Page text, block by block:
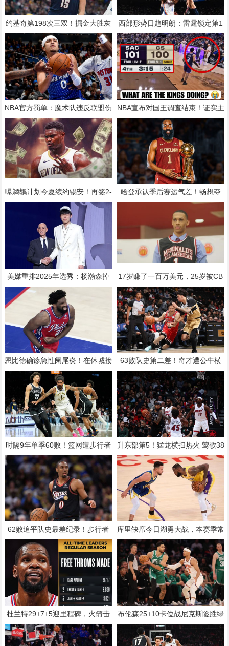
约基奇第198次三双！掘金大胜灰
熊豪取10连胜 穆雷26+7+5
西部形势日趋明朗：雷霆锁定第1
+马刺第2，森林狼太阳排名确定
NBA官方罚单：魔术队违反联盟伤
病报告规定 被罚款25000美元
NBA宣布对国王调查结束！证实主
帅战术失误而非摆烂：无任何处罚
曝鹈鹕计划今夏续约锡安！再签2-
3年合同 年薪3000万-3500万美元
哈登承认季后赛运气差！畅想夺
冠：不觉得有人想看到我那时的情
绪
美媒重排2025年选秀：杨瀚森掉
出首轮 弗拉格状元克努佩尔榜眼
17岁赚了一百万美元，25岁被CB
A裁员
恩比德确诊急性阑尾炎！在休城接
受紧急手术 相似病例平均歇23天
63败队史第二差！奇才遭公牛横
扫8连败 风城三叉戟84分河村6中
1
时隔9年单季60败！篮网遭步行者
7人上双吊打 托平26+9
升东部第5！猛龙横扫热火 莺歌38
+7+7效力首季总分升队史第一
62败追平队史最差纪录！步行者
遭76人横扫 马克西32+8+5
库里缺席今日湖勇大战，本赛季常
规赛詹库四次交手机会均错过
杜兰特29+7+5迎里程碑，火箭击
退76人豪取8连胜暂列西部第4
布伦森25+10卡位战尼克斯险胜绿
军 塔图姆24+13+8引3人20+